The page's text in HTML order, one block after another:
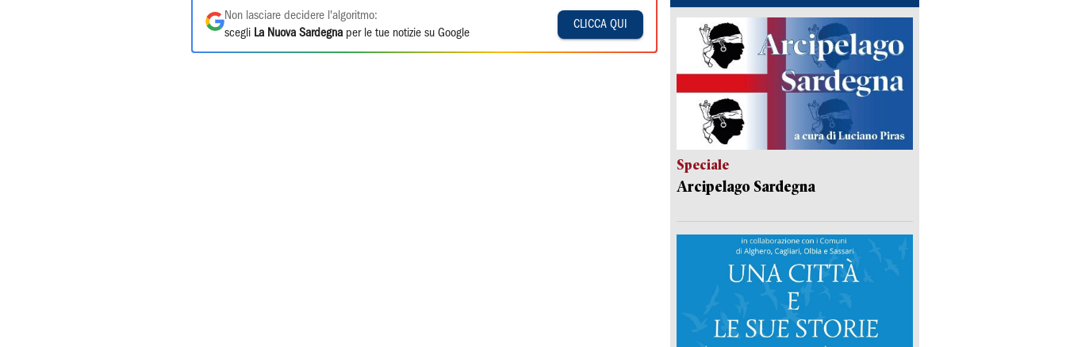
Non lasciare decidere l'algoritmo:
scegli La Nuova Sardegna per le tue notizie su Google
CLICCA QUI
Speciale
Arcipelago Sardegna